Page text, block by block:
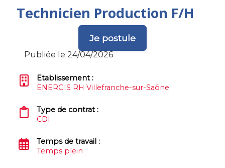
Technicien Production F/H
Je postule
Publiée le 24/04/2026
Etablissement :
ENERGIS RH Villefranche-sur-Saône
Type de contrat :
CDI
Temps de travail :
Temps plein